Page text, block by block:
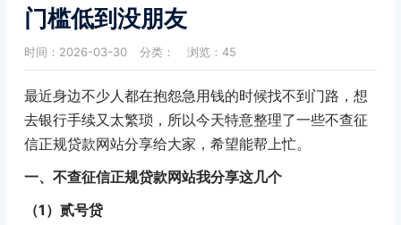
门槛低到没朋友
时间：2026-03-30 分类： 浏览：45
最近身边不少人都在抱怨急用钱的时候找不到门路，想
去银行手续又太繁琐，所以今天特意整理了一些不查征
信正规贷款网站分享给大家，希望能帮上忙。
一、不查征信正规贷款网站我分享这几个
（1）贰号贷